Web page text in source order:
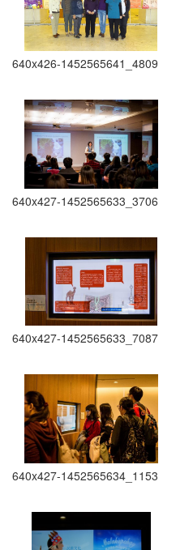
640x426-1452565641_4809
640x427-1452565633_3706
640x427-1452565633_7087
640x427-1452565634_1153